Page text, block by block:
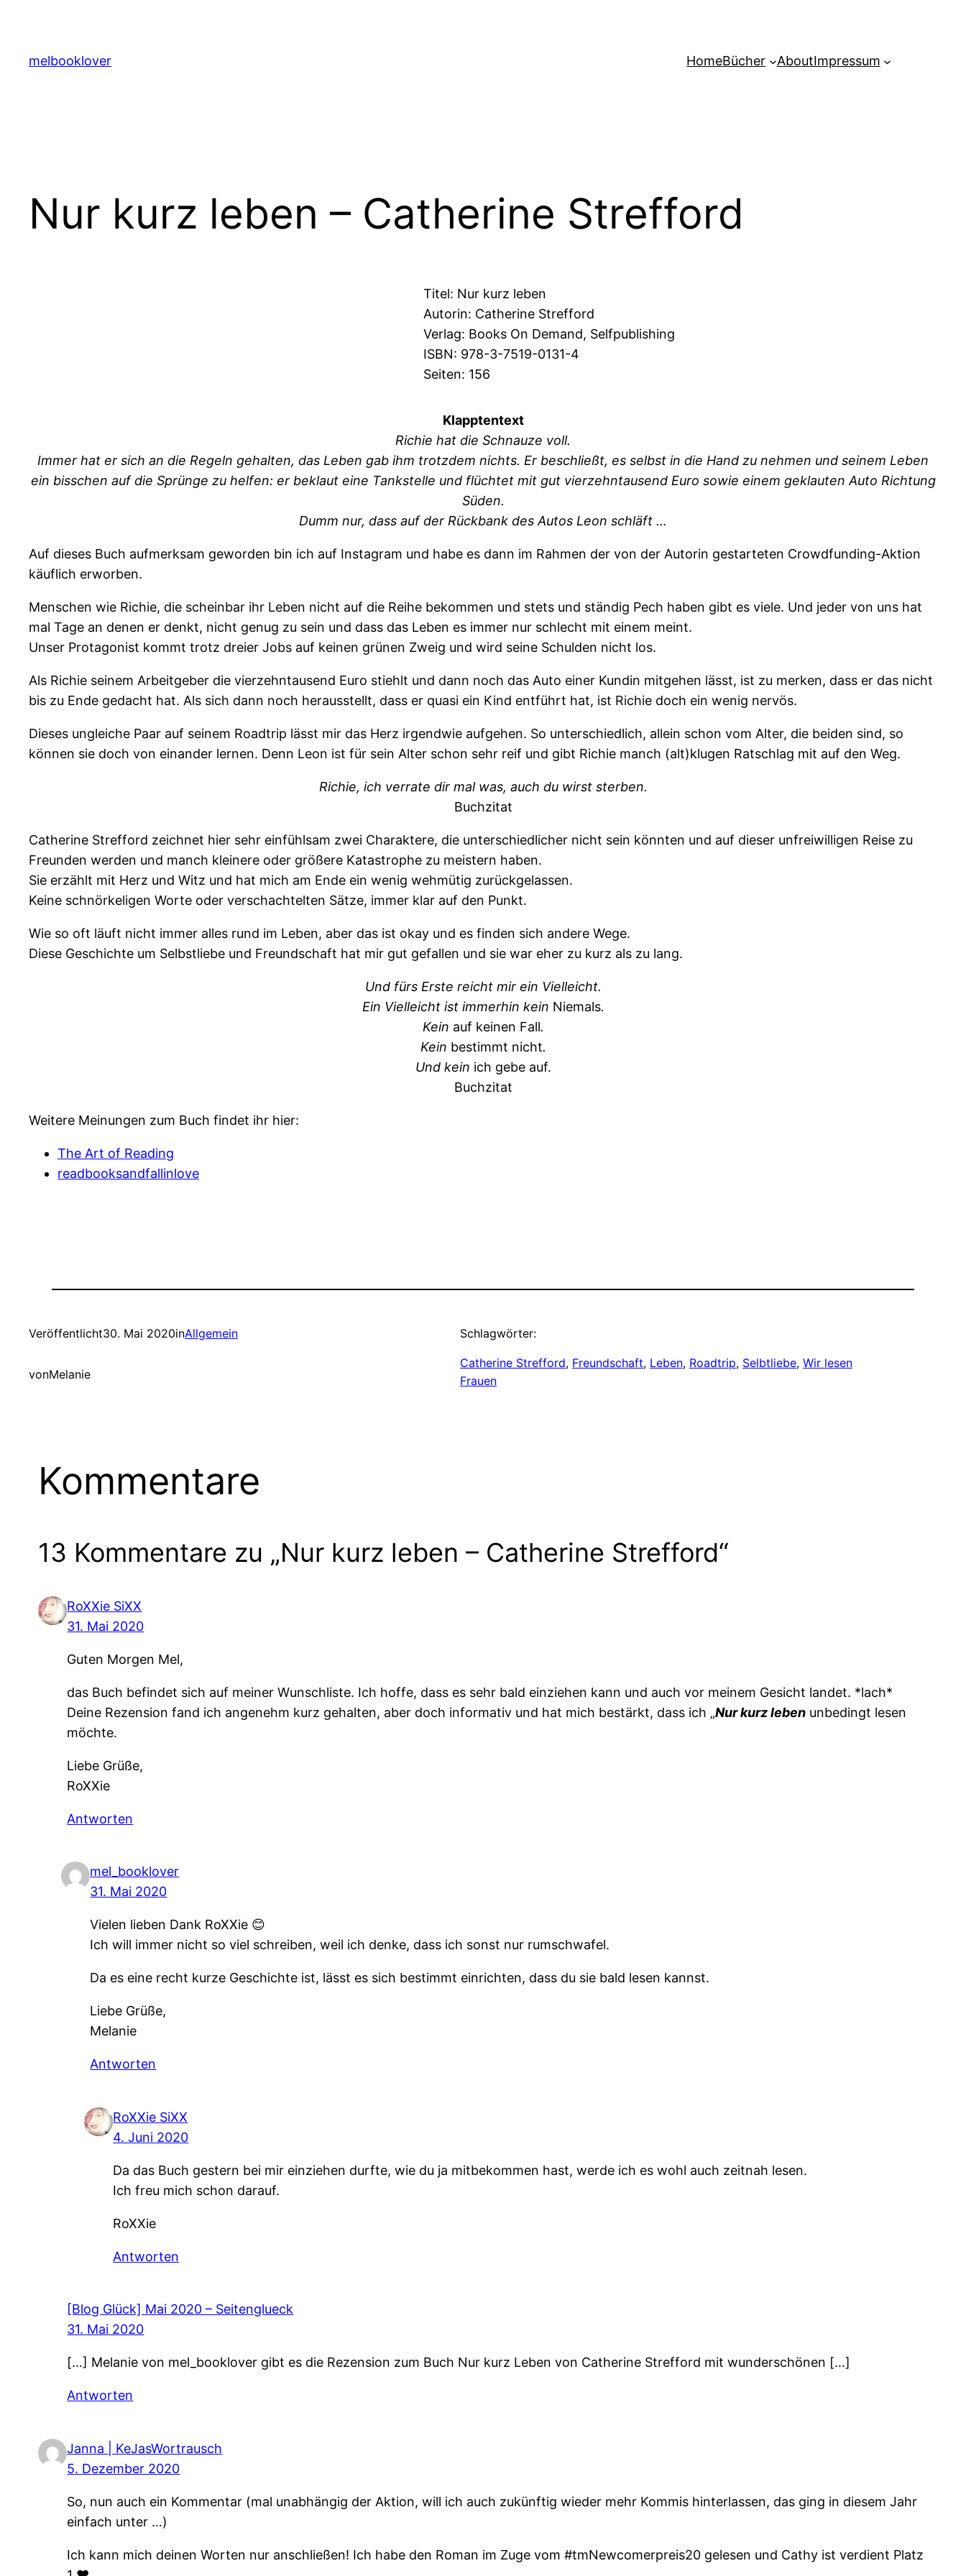
springen
melbooklover HomeBücher AboutImpressum
Nur kurz leben – Catherine Strefford
Titel: Nur kurz leben
Autorin: Catherine Strefford
Verlag: Books On Demand, Selfpublishing
ISBN: 978-3-7519-0131-4
Seiten: 156
Klapptentext
Richie hat die Schnauze voll.
Immer hat er sich an die Regeln gehalten, das Leben gab ihm trotzdem nichts. Er beschließt, es selbst in die Hand zu nehmen und seinem Leben
ein bisschen auf die Sprünge zu helfen: er beklaut eine Tankstelle und flüchtet mit gut vierzehntausend Euro sowie einem geklauten Auto Richtung
Süden.
Dumm nur, dass auf der Rückbank des Autos Leon schläft …
Auf dieses Buch aufmerksam geworden bin ich auf Instagram und habe es dann im Rahmen der von der Autorin gestarteten Crowdfunding-Aktion
käuflich erworben.
Menschen wie Richie, die scheinbar ihr Leben nicht auf die Reihe bekommen und stets und ständig Pech haben gibt es viele. Und jeder von uns hat
mal Tage an denen er denkt, nicht genug zu sein und dass das Leben es immer nur schlecht mit einem meint.
Unser Protagonist kommt trotz dreier Jobs auf keinen grünen Zweig und wird seine Schulden nicht los.
Als Richie seinem Arbeitgeber die vierzehntausend Euro stiehlt und dann noch das Auto einer Kundin mitgehen lässt, ist zu merken, dass er das nicht
bis zu Ende gedacht hat. Als sich dann noch herausstellt, dass er quasi ein Kind entführt hat, ist Richie doch ein wenig nervös.
Dieses ungleiche Paar auf seinem Roadtrip lässt mir das Herz irgendwie aufgehen. So unterschiedlich, allein schon vom Alter, die beiden sind, so
können sie doch von einander lernen. Denn Leon ist für sein Alter schon sehr reif und gibt Richie manch (alt)klugen Ratschlag mit auf den Weg.
Richie, ich verrate dir mal was, auch du wirst sterben.
Buchzitat
Catherine Strefford zeichnet hier sehr einfühlsam zwei Charaktere, die unterschiedlicher nicht sein könnten und auf dieser unfreiwilligen Reise zu
Freunden werden und manch kleinere oder größere Katastrophe zu meistern haben.
Sie erzählt mit Herz und Witz und hat mich am Ende ein wenig wehmütig zurückgelassen.
Keine schnörkeligen Worte oder verschachtelten Sätze, immer klar auf den Punkt.
Wie so oft läuft nicht immer alles rund im Leben, aber das ist okay und es finden sich andere Wege.
Diese Geschichte um Selbstliebe und Freundschaft hat mir gut gefallen und sie war eher zu kurz als zu lang.
Und fürs Erste reicht mir ein Vielleicht.
Ein Vielleicht ist immerhin kein Niemals.
Kein auf keinen Fall.
Kein bestimmt nicht.
Und kein ich gebe auf.
Buchzitat
Weitere Meinungen zum Buch findet ihr hier:
The Art of Reading
readbooksandfallinlove
Veröffentlicht30. Mai 2020inAllgemein
vonMelanie
Schlagwörter:
Catherine Strefford, Freundschaft, Leben, Roadtrip, Selbtliebe, Wir lesen
Frauen
Kommentare
13 Kommentare zu „Nur kurz leben – Catherine Strefford“
RoXXie SiXX
31. Mai 2020
Guten Morgen Mel,
das Buch befindet sich auf meiner Wunschliste. Ich hoffe, dass es sehr bald einziehen kann und auch vor meinem Gesicht landet. *lach*
Deine Rezension fand ich angenehm kurz gehalten, aber doch informativ und hat mich bestärkt, dass ich „Nur kurz leben unbedingt lesen
möchte.
Liebe Grüße,
RoXXie
Antworten
mel_booklover
31. Mai 2020
Vielen lieben Dank RoXXie 😊
Ich will immer nicht so viel schreiben, weil ich denke, dass ich sonst nur rumschwafel.
Da es eine recht kurze Geschichte ist, lässt es sich bestimmt einrichten, dass du sie bald lesen kannst.
Liebe Grüße,
Melanie
Antworten
RoXXie SiXX
4. Juni 2020
Da das Buch gestern bei mir einziehen durfte, wie du ja mitbekommen hast, werde ich es wohl auch zeitnah lesen.
Ich freu mich schon darauf.
RoXXie
Antworten
[Blog Glück] Mai 2020 – Seitenglueck
31. Mai 2020
[…] Melanie von mel_booklover gibt es die Rezension zum Buch Nur kurz Leben von Catherine Strefford mit wunderschönen […]
Antworten
Janna | KeJasWortrausch
5. Dezember 2020
So, nun auch ein Kommentar (mal unabhängig der Aktion, will ich auch zukünftig wieder mehr Kommis hinterlassen, das ging in diesem Jahr
einfach unter …)
Ich kann mich deinen Worten nur anschließen! Ich habe den Roman im Zuge vom #tmNewcomerpreis20 gelesen und Cathy ist verdient Platz